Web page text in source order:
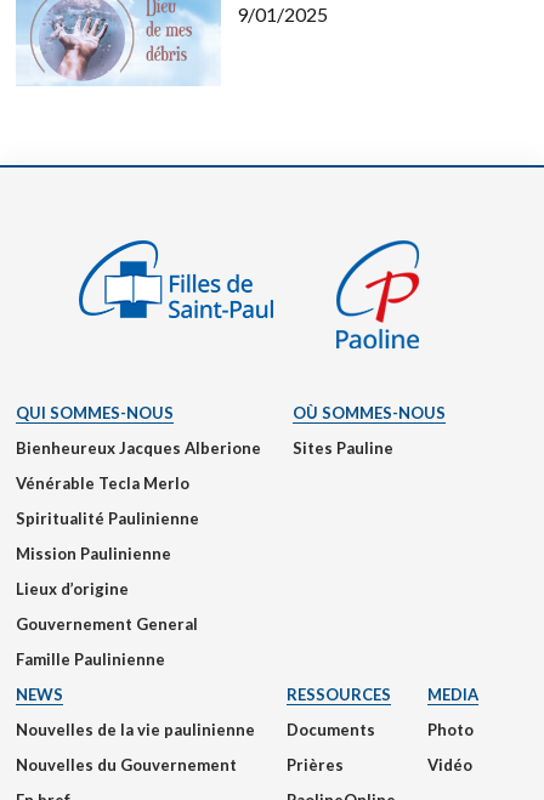
9/01/2025
QUI SOMMES-NOUS
Bienheureux Jacques Alberione
Vénérable Tecla Merlo
Spiritualité Paulinienne
Mission Paulinienne
Lieux d’origine
Gouvernement General
Famille Paulinienne
OÙ SOMMES-NOUS
Sites Pauline
NEWS
Nouvelles de la vie paulinienne
Nouvelles du Gouvernement
RESSOURCES
Documents
Prières
MEDIA
Photo
Vidéo